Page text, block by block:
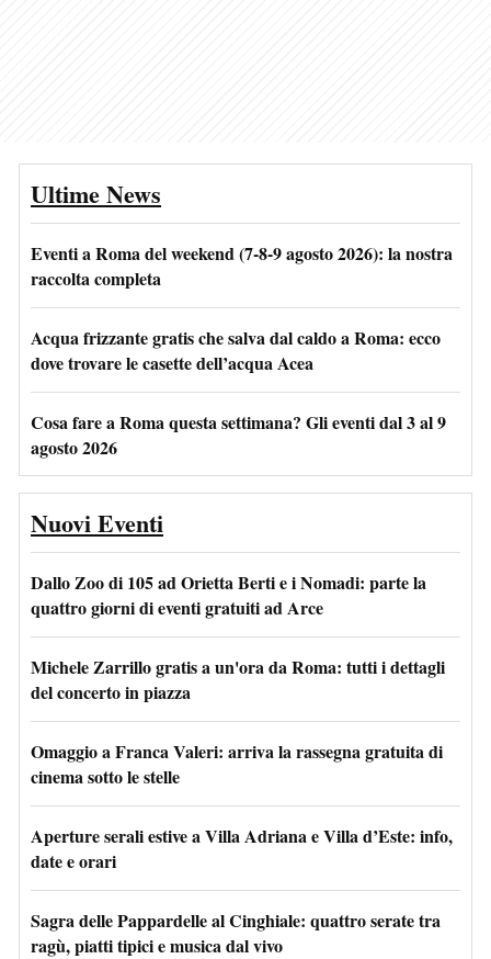
Ultime News
Eventi a Roma del weekend (7-8-9 agosto 2026): la nostra
raccolta completa
Acqua frizzante gratis che salva dal caldo a Roma: ecco
dove trovare le casette dell’acqua Acea
Cosa fare a Roma questa settimana? Gli eventi dal 3 al 9
agosto 2026
Nuovi Eventi
Dallo Zoo di 105 ad Orietta Berti e i Nomadi: parte la
quattro giorni di eventi gratuiti ad Arce
Michele Zarrillo gratis a un'ora da Roma: tutti i dettagli
del concerto in piazza
Omaggio a Franca Valeri: arriva la rassegna gratuita di
cinema sotto le stelle
Aperture serali estive a Villa Adriana e Villa d’Este: info,
date e orari
Sagra delle Pappardelle al Cinghiale: quattro serate tra
ragù, piatti tipici e musica dal vivo